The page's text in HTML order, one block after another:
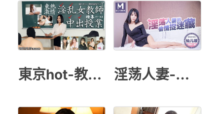
東京hot-教師授業 淫荡人妻-仙儿媛